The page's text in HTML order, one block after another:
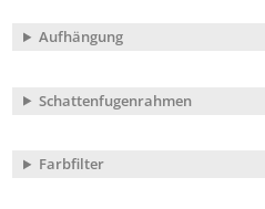
Aufhängung
Schattenfugenrahmen
Farbfilter